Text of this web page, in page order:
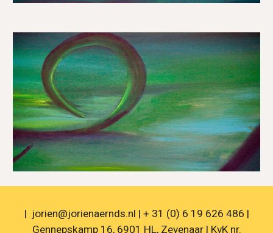
| jorien@jorienaernds.nl | + 31 (0) 6 19 626 486 |
Gennepskamp 16, 6901 HL, Zevenaar | KvK nr.